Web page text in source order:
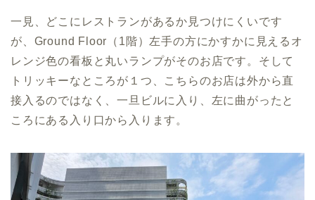
一見、どこにレストランがあるか見つけにくいです
が、Ground Floor（1階）左手の方にかすかに見えるオ
レンジ色の看板と丸いランプがそのお店です。そして
トリッキーなところが１つ、こちらのお店は外から直
接入るのではなく、一旦ビルに入り、左に曲がったと
ころにある入り口から入ります。